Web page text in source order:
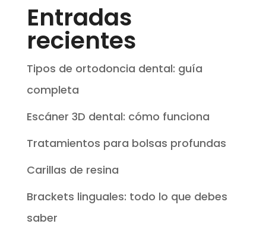
Entradas
recientes
Tipos de ortodoncia dental: guía
completa
Escáner 3D dental: cómo funciona
Tratamientos para bolsas profundas
Carillas de resina
Brackets linguales: todo lo que debes
saber